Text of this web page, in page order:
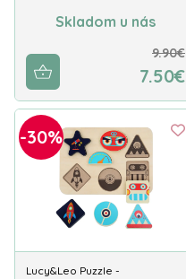
Skladom u nás
9.90€
7.50€
-30%
Lucy&Leo Puzzle -